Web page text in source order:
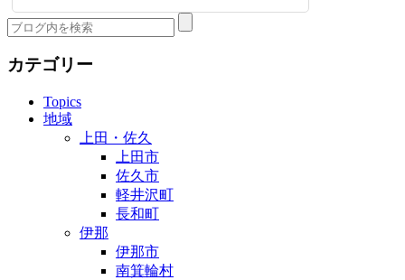
カテゴリー
Topics
地域
上田・佐久
上田市
佐久市
軽井沢町
長和町
伊那
伊那市
南箕輪村